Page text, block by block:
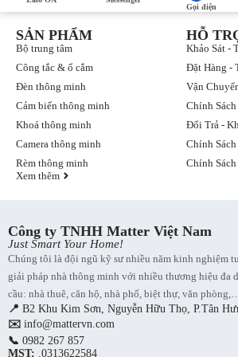
Màn hình để bàn Aqara S1 Plus là giải
mẽ, giao diện trực quan cùng nhiều tính
phẩm giúp nâng tầm trải nghiệm sống tiện
hiện đại.
Gọi điện
HỖ
Khảo Sát -
Đặt Hàng -
Vận
Chính
Đổi Trả -
Chính
Chính
SẢN PHẨM
Bộ trung tâm
Công tắc & ổ cắm
Đèn thông minh
Cảm biến thông minh
Khoá thông minh
Camera thông minh
Rèm thông minh
Xem thêm
Công ty TNHH Matter Việt Nam
Just Smart Your Home!
Chúng tôi là đội ngũ kỹ sư nhiều năm kinh nghiệm
giải pháp nhà thông minh với nhiều thương hiệu đa
cầu: nhà thuê, căn hộ, nhà phố, biệt thự, văn
📍 B2 Khu Kim Sơn, Nguyễn Hữu Thọ, P.Tân
✉️ info@mattervn.com
📞 0982 267 857
MST: .0313622584